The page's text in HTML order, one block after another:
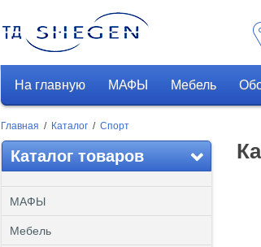
На главную МАФЫ Мебель
Главная / Каталог / Спорт
Каталог товаров
МАФЫ
Мебель